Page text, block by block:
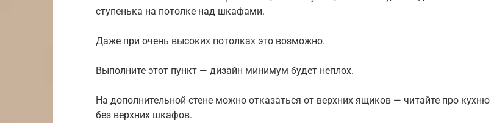
ступенька на потолке над шкафами.
Даже при очень высоких потолках это возможно.
Выполните этот пункт — дизайн минимум будет неплох.
На дополнительной стене можно отказаться от верхних ящиков — читайте про кухню
без верхних шкафов.